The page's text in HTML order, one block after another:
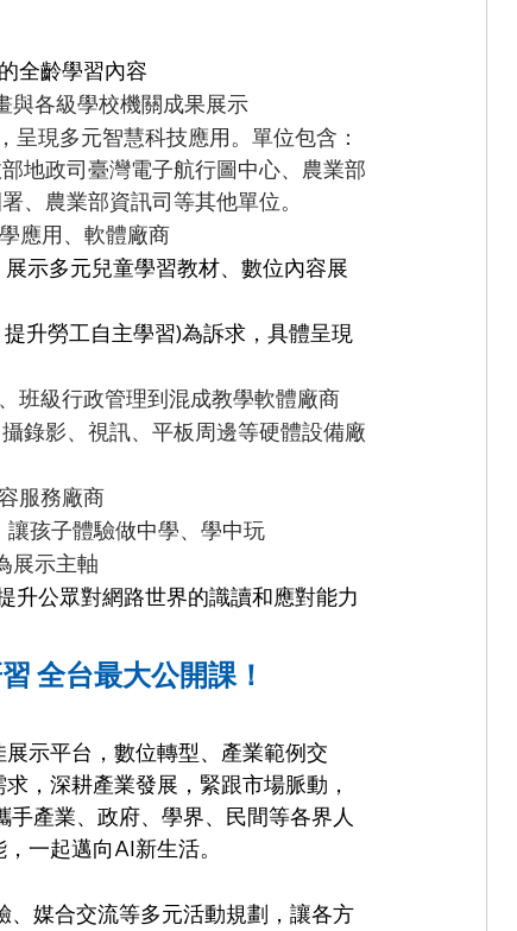
全齡學習內容
與各級學校機關成果展示
現多元智慧科技應用。單位包含：
地政司臺灣電子航行圖中心、農業部
、農業部資訊司等其他單位。
應用、軟體廠商
示多元兒童學習教材、數位內容展
升勞工自主學習)為訴求，具體呈現
班級行政管理到混成教學軟體廠商
錄影、視訊、平板周邊等硬體設備廠
服務廠商
孩子體驗做中學、學中玩
展示主軸
升公眾對網路世界的識讀和應對能力
全台最大公開課！
示平台，數位轉型、產業範例交
，深耕產業發展，緊跟市場脈動，
產業、政府、學界、民間等各界人
一起邁向AI新生活。
、媒合交流等多元活動規劃，讓各方